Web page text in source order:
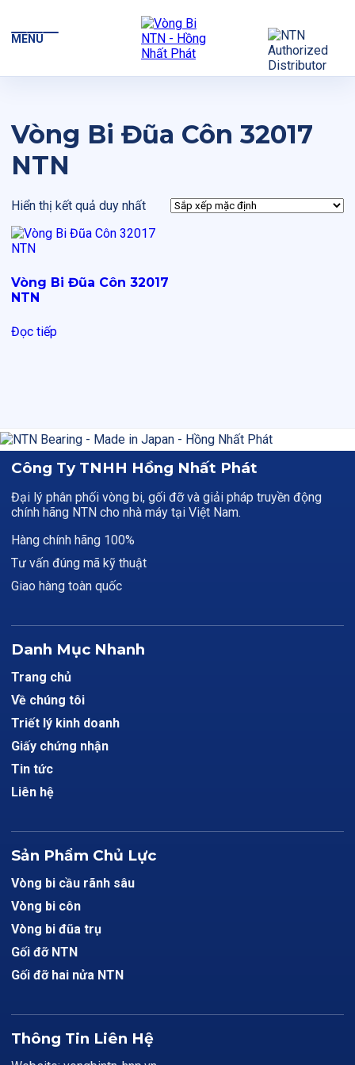
MENU
Vòng Bi Đũa Côn 32017
NTN
Hiển thị kết quả duy nhất
Vòng Bi Đũa Côn 32017
NTN
Đọc tiếp
Công Ty TNHH Hồng Nhất Phát
Đại lý phân phối vòng bi, gối đỡ và giải pháp truyền động
chính hãng NTN cho nhà máy tại Việt Nam.
Hàng chính hãng 100%
Tư vấn đúng mã kỹ thuật
Giao hàng toàn quốc
Danh Mục Nhanh
Trang chủ
Về chúng tôi
Triết lý kinh doanh
Giấy chứng nhận
Tin tức
Liên hệ
Sản Phẩm Chủ Lực
Vòng bi cầu rãnh sâu
Vòng bi côn
Vòng bi đũa trụ
Gối đỡ NTN
Gối đỡ hai nửa NTN
Thông Tin Liên Hệ